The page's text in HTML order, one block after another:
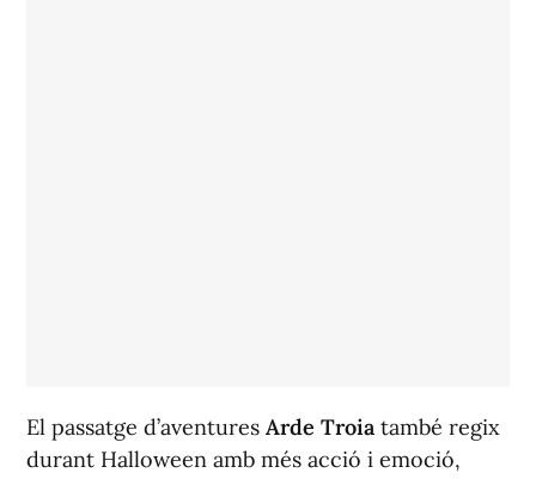
El passatge d’aventures Arde Troia també regix
durant Halloween amb més acció i emoció,